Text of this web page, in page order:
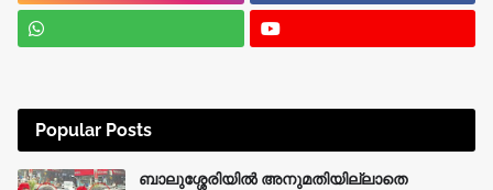
Popular Posts
ബാലുശ്ശേരിയിൽ അനുമതിയില്ലാതെ